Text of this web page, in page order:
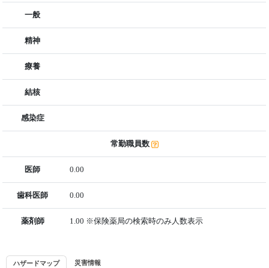
一般
精神
療養
結核
感染症
常勤職員数
医師 0.00
歯科医師 0.00
薬剤師 1.00 ※保険薬局の検索時のみ人数表示
ハザードマップ 災害情報